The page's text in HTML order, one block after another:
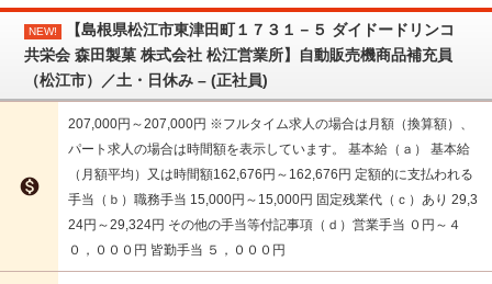
NEW!
【島根県松江市東津田町１７３１－５ ダイドードリンコ
共栄会 森田製菓 株式会社 松江営業所】自動販売機商品補充員
（松江市）／土・日休み – (正社員)

207,000円～207,000円 ※フルタイム求人の場合は月額（換算額）、
パート求人の場合は時間額を表示しています。 基本給（ａ） 基本給
（月額平均）又は時間額162,676円～162,676円 定額的に支払われる
手当（ｂ）職務手当 15,000円～15,000円 固定残業代（ｃ）あり 29,3
24円～29,324円 その他の手当等付記事項（ｄ）営業手当 ０円～４
０，０００円 皆勤手当 ５，０００円